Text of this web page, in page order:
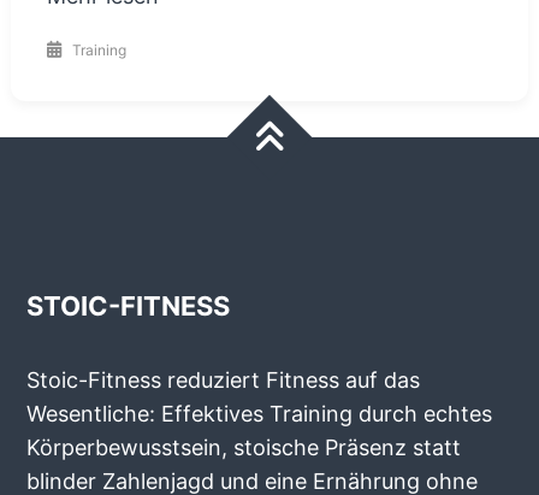
Training
STOIC-FITNESS
Stoic-Fitness reduziert Fitness auf das
Wesentliche: Effektives Training durch echtes
Körperbewusstsein, stoische Präsenz statt
blinder Zahlenjagd und eine Ernährung ohne